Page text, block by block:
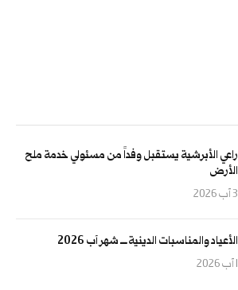
راعي الأبرشية يستقبل وفداً من مسئولي خدمة ملح
الأرض
3 آب 2026
الأعياد والمناسبات الدينية ــــ شهر آب 2026
1 آب 2026